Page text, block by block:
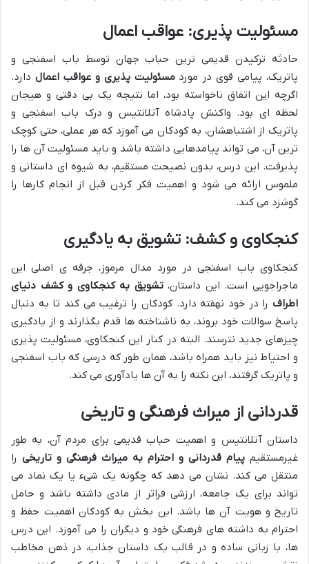
مسئولیت پذیری: عواقب اعمال
حادثه ترکیدن قدیمی ترین حباب جهان توسط باب اسفنجی و
پاتریک، پیامی قوی در موردمسئولیت پذیری و عواقب اعمال دارد.
اگرچه این اتفاق ناخواسته بود، اما نتیجه یک بی دقتی و هیجان
لحظه ای بود. واکنش پادشاه آتلانتیس و درک باب اسفنجی و
پاتریک از اشتباهشان، به کودکان می آموزد که هر عملی، حتی کوچک
ترین آن، می تواند پیامدهایی داشته باشد و باید مسئولیت آن ها را
پذیرفت. این درس، بدون نصیحت مستقیم، به شیوه ای داستانی و
ملموس ارائه می شود و اهمیت فکر کردن قبل از انجام کارها را
گوشزد می کند.
کنجکاوی و کشف: تشویق به یادگیری
کنجکاوی باب اسفنجی در مورد مدال مرموز، جرقه ی اصلی این
ماجراجویی است. این داستان،تشویق به کنجکاوی و کشف دنیای
اطراف را در خود نهفته دارد. کودکان را ترغیب می کند تا به دنبال
پاسخ سوالات خود بروند، به ناشناخته ها قدم بگذارند و از یادگیری
چیزهای جدید نترسند. البته در کنار این کنجکاوی، مسئولیت پذیری
و احتیاط نیز باید همراه باشد، همان طور که درسی که باب اسفنجی
و پاتریک گرفتند، این نکته را به آن ها یادآوری می کند.
قدردانی از میراث فرهنگی و تاریخی
داستان آتلانتیس و اهمیت حباب قدیمی برای مردم آن، به طور
غیرمستقیم پیام قدردانی و احترام به میراث فرهنگی و تاریخی را
منتقل می کند. نشان می دهد که چگونه یک شیء یا یک نماد می
تواند برای یک جامعه، ارزشی فراتر از مادی داشته باشد و حامل
تاریخ و هویت آن ها باشد. این بخش به کودکان اهمیت حفظ و
احترام به داشته های فرهنگی خود و دیگران را می آموزد. این درس
ها، با زبانی ساده و در قالب یک داستان جذاب، در ذهن مخاطب